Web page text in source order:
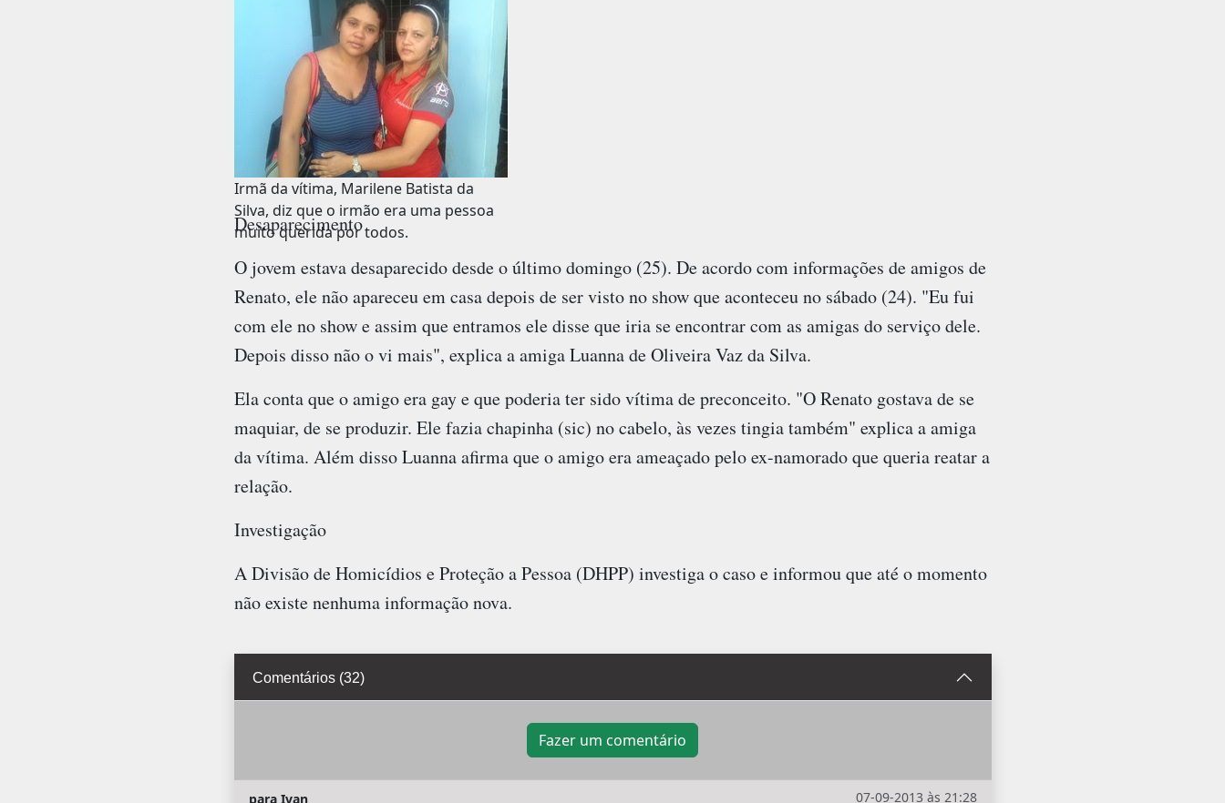
Irmã da vítima, Marilene Batista da
Silva, diz que o irmão era uma pessoa
muito querida por todos.
Desaparecimento
O jovem estava desaparecido desde o último domingo (25). De acordo com informações de amigos de
Renato, ele não apareceu em casa depois de ser visto no show que aconteceu no sábado (24). "Eu fui
com ele no show e assim que entramos ele disse que iria se encontrar com as amigas do serviço dele.
Depois disso não o vi mais", explica a amiga Luanna de Oliveira Vaz da Silva.
Ela conta que o amigo era gay e que poderia ter sido vítima de preconceito. "O Renato gostava de se
maquiar, de se produzir. Ele fazia chapinha (sic) no cabelo, às vezes tingia também" explica a amiga
da vítima. Além disso Luanna afirma que o amigo era ameaçado pelo ex-namorado que queria reatar a
relação.
Investigação
A Divisão de Homicídios e Proteção a Pessoa (DHPP) investiga o caso e informou que até o momento
não existe nenhuma informação nova.
Comentários (32)
Fazer um comentário
07-09-2013 às 21:28
para Ivan